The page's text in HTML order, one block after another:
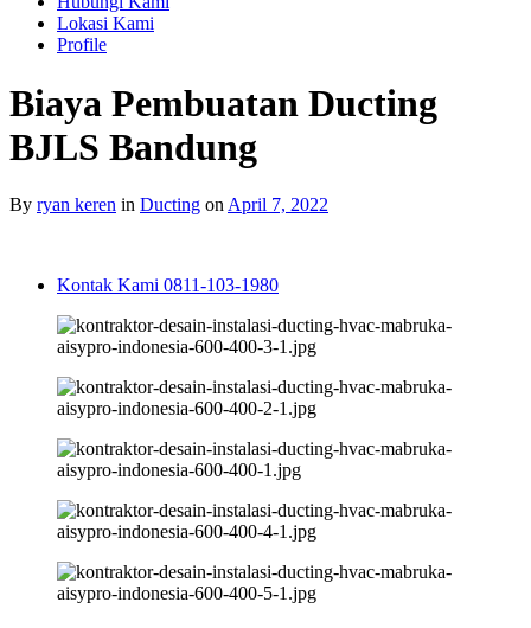
Lokasi Kami
Profile
Biaya Pembuatan Ducting
BJLS Bandung
By ryan keren in Ducting on April 7, 2022
Kontak Kami 0811-103-1980